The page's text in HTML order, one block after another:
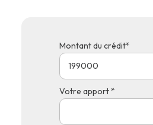
Montant du crédit*
Votre apport *